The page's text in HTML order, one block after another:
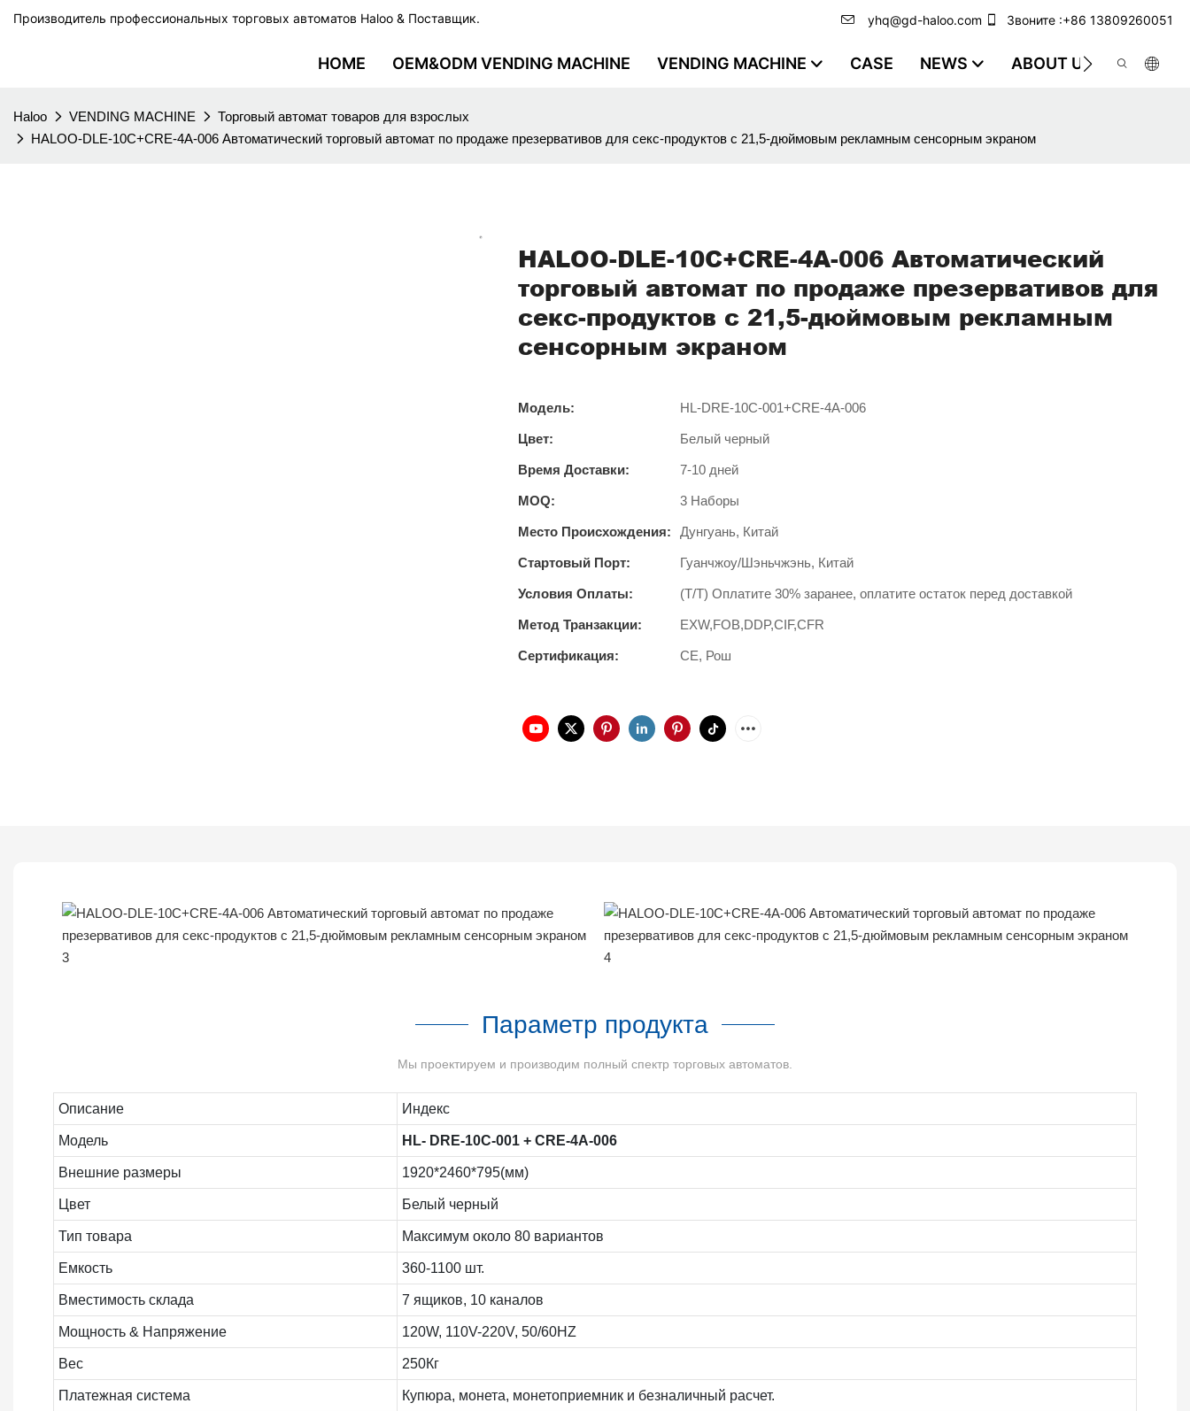
Производитель профессиональных торговых автоматов Haloo & Поставщик. yhq@gd-haloo.com Звоните :+86 13809260051
HOME OEM&ODM VENDING MACHINE VENDING MACHINE CASE NEWS ABOUT US VIDEO
Haloo VENDING MACHINE
Торговый автомат товаров для взрослых
HALOO-DLE-10C+CRE-4A-006 Автоматический торговый автомат по продаже презервативов для секс-продуктов с 21,5-дюймовым рекламным сенсорным экраном
HALOO-DLE-10C+CRE-4A-006 Автоматический
торговый автомат по продаже презервативов для
секс-продуктов с 21,5-дюймовым рекламным
сенсорным экраном
Модель: HL-DRE-10C-001+CRE-4A-006
Цвет: Белый черный
Время Доставки: 7-10 дней
MOQ: 3 Наборы
Место Происхождения: Дунгуань, Китай
Стартовый Порт: Гуанчжоу/Шэньчжэнь, Китай
Условия Оплаты: (T/T) Оплатите 30% заранее, оплатите остаток перед доставкой
Метод Транзакции: EXW,FOB,DDP,CIF,CFR
Сертификация: CE, Рош
Параметр продукта
Мы проектируем и производим полный спектр торговых автоматов.
Описание Индекс
Модель HL- DRE-10C-001 +CRE-4A-006
Внешние размеры 1920*2460*795(мм)
Цвет Белый черный
Тип товара Максимум около 80 вариантов
Емкость 360-1100 шт.
Вместимость склада 7 ящиков, 10 каналов
Мощность & Напряжение 120W, 110V-220V, 50/60HZ
Вес 250Кг
Платежная система Купюра, монета, монетоприемник и безналичный расчет.